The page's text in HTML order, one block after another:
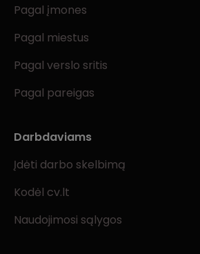
Pagal įmones
Pagal miestus
Pagal verslo sritis
Pagal pareigas
Darbdaviams
Įdėti darbo skelbimą
Kodėl cv.lt
Naudojimosi sąlygos